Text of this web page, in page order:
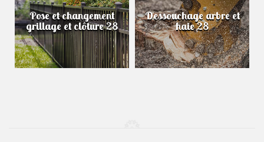
Pose et changement
grillage et clôture 28
Dessouchage arbre et
haie 28